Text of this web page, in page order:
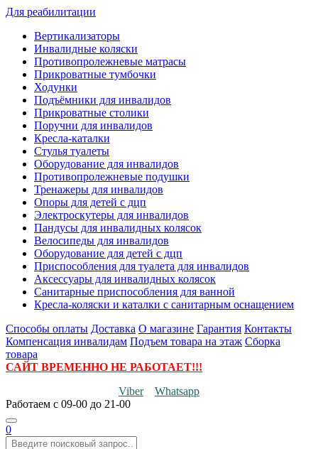
Для реабилитации
Вертикализаторы
Инвалидные коляски
Противопролежневые матрасы
Прикроватные тумбочки
Ходунки
Подъёмники для инвалидов
Прикроватные столики
Поручни для инвалидов
Кресла-каталки
Стулья туалеты
Оборудование для инвалидов
Противопролежневые подушки
Тренажеры для инвалидов
Опоры для детей с дцп
Электроскутеры для инвалидов
Пандусы для инвалидных колясок
Велосипеды для инвалидов
Оборудование для детей с дцп
Приспособления для туалета для инвалидов
Аксессуары для инвалидных колясок
Санитарные приспособления для ванной
Кресла-коляски и каталки с санитарным оснащением
Способы оплаты Доставка О магазине Гарантия Контакты
Компенсация инвалидам Подъем товара на этаж Сборка
товара
САЙТ ВРЕМЕННО НЕ РАБОТАЕТ!!!
Viber
Whatsapp
Работаем с 09-00 до 21-00
0